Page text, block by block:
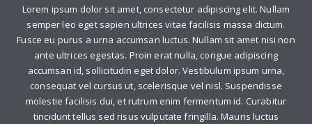
Lorem ipsum dolor sit amet, consectetur adipiscing elit. Nullam
semper leo eget sapien ultrices vitae facilisis massa dictum.
Fusce eu purus a urna accumsan luctus. Nullam sit amet nisi non
ante ultrices egestas. Proin erat nulla, congue adipiscing
accumsan id, sollicitudin eget dolor. Vestibulum ipsum urna,
consequat vel cursus ut, scelerisque vel nisl. Suspendisse
molestie facilisis dui, et rutrum enim fermentum id. Curabitur
tincidunt tellus sed risus vulputate fringilla. Mauris luctus